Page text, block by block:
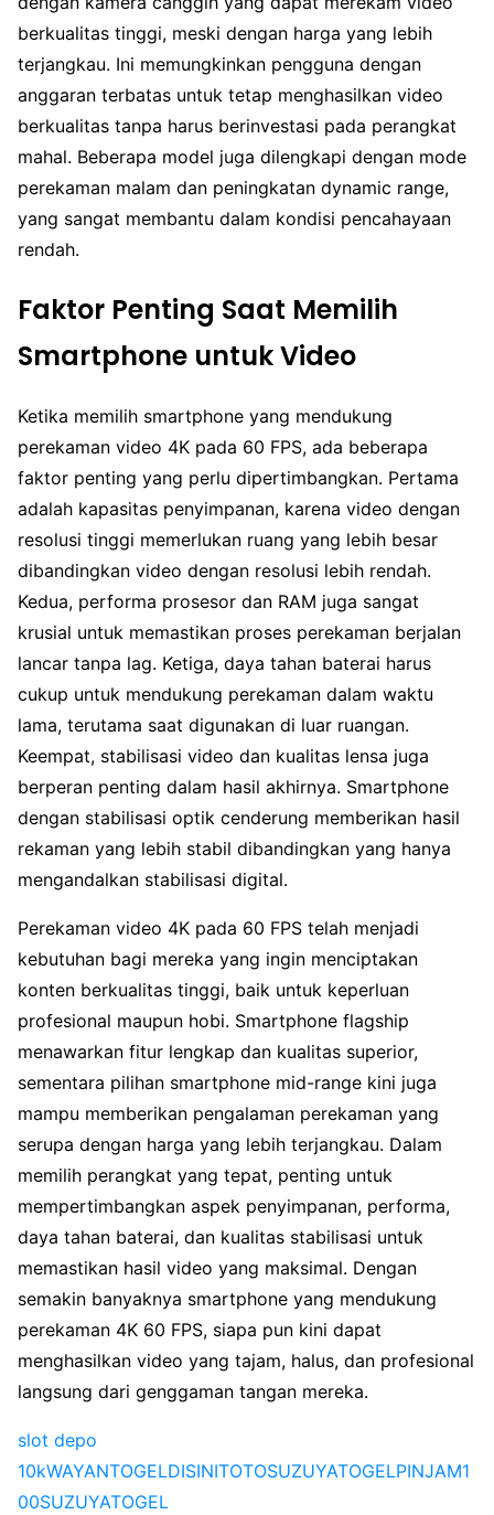
berkualitas tinggi, meski dengan harga yang lebih
terjangkau. Ini memungkinkan pengguna dengan
anggaran terbatas untuk tetap menghasilkan video
berkualitas tanpa harus berinvestasi pada perangkat
mahal. Beberapa model juga dilengkapi dengan mode
perekaman malam dan peningkatan dynamic range,
yang sangat membantu dalam kondisi pencahayaan
rendah.
Faktor Penting Saat Memilih
Smartphone untuk Video
Ketika memilih smartphone yang mendukung
perekaman video 4K pada 60 FPS, ada beberapa
faktor penting yang perlu dipertimbangkan. Pertama
adalah kapasitas penyimpanan, karena video dengan
resolusi tinggi memerlukan ruang yang lebih besar
dibandingkan video dengan resolusi lebih rendah.
Kedua, performa prosesor dan RAM juga sangat
krusial untuk memastikan proses perekaman berjalan
lancar tanpa lag. Ketiga, daya tahan baterai harus
cukup untuk mendukung perekaman dalam waktu
lama, terutama saat digunakan di luar ruangan.
Keempat, stabilisasi video dan kualitas lensa juga
berperan penting dalam hasil akhirnya. Smartphone
dengan stabilisasi optik cenderung memberikan hasil
rekaman yang lebih stabil dibandingkan yang hanya
mengandalkan stabilisasi digital.
Perekaman video 4K pada 60 FPS telah menjadi
kebutuhan bagi mereka yang ingin menciptakan
konten berkualitas tinggi, baik untuk keperluan
profesional maupun hobi. Smartphone flagship
menawarkan fitur lengkap dan kualitas superior,
sementara pilihan smartphone mid-range kini juga
mampu memberikan pengalaman perekaman yang
serupa dengan harga yang lebih terjangkau. Dalam
memilih perangkat yang tepat, penting untuk
mempertimbangkan aspek penyimpanan, performa,
daya tahan baterai, dan kualitas stabilisasi untuk
memastikan hasil video yang maksimal. Dengan
semakin banyaknya smartphone yang mendukung
perekaman 4K 60 FPS, siapa pun kini dapat
menghasilkan video yang tajam, halus, dan profesional
langsung dari genggaman tangan mereka.
slot depo
10kWAYANTOGELDISINITOTOSUZUYATOGELPINJAM1
00SUZUYATOGEL